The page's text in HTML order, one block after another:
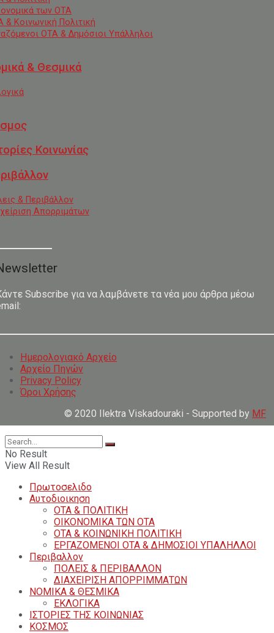
των ΟΤΑ
& Κοινωνική Πολιτική
ΟΤΑ & Δημόσιοι Υπάλληλοι
& Θεσμικά
Κοινωνίας
& Περιβάλλον
Απορριμάτων
Subscribe για να λαμβάνετε τα νέα μου άρθρα μέσω
Ημερολογιακό Αρχείο
Αρχείο Πηγών
Privacy Policy
Όροι Χρήσης
© 2020 Ilektra Viskadouraki - Supported by MF
No Result
View All Result
Πρωτοσελιδο
Αυτοδιοικηση
ΟΤΑ & ΠΟΛΙΤΙΚΗ
ΟΙΚΟΝΟΜΙΚΑ ΤΩΝ ΟΤΑ
ΟΤΑ & ΚΟΙΝΩΝΙΚΗ ΠΟΛΙΤΙΚΗ
ΕΡΓΑΖΟΜΕΝΟΙ ΟΤΑ & ΔΗΜΟΣΙΟΙ ΥΠΑΛΗΛΛΟΙ
Περιβαλλον
ΠΟΛΕΙΣ & ΠΕΡΙΒΑΛΛΟΝ
ΔΙΑΧΕΙΡΙΣΗ ΑΠΟΡΡΙΜΜΑΤΩΝ
ΝΟΜΙΚΑ & ΘΕΣΜΙΚΑ
ΕΚΛΟΓΙΚΑ
ΙΣΤΟΡΙΕΣ ΤΗΣ ΚΟΙΝΩΝΙΑΣ
ΚΟΣΜΟΣ